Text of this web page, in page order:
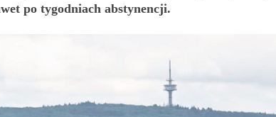
po tygodniach abstynencji.